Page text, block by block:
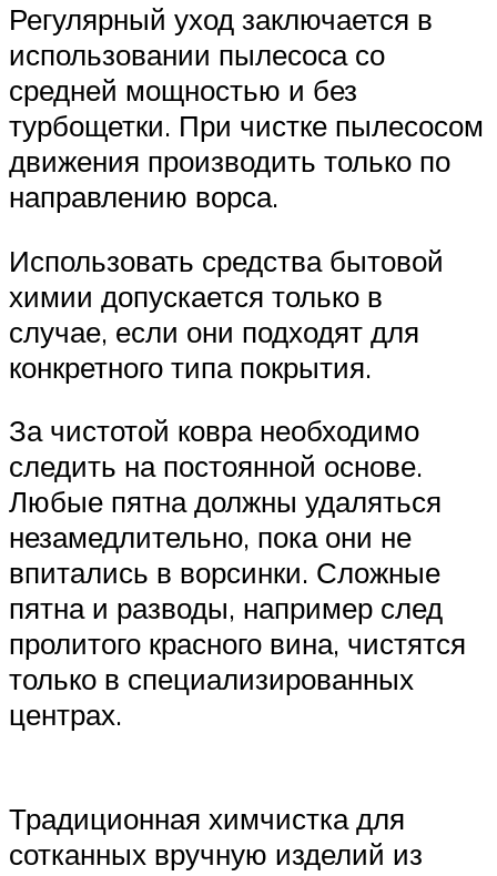
Регулярный уход заключается в
использовании пылесоса со
средней мощностью и без
турбощетки. При чистке пылесосом
движения производить только по
направлению ворса.
Использовать средства бытовой
химии допускается только в
случае, если они подходят для
конкретного типа покрытия.
За чистотой ковра необходимо
следить на постоянной основе.
Любые пятна должны удаляться
незамедлительно, пока они не
впитались в ворсинки. Сложные
пятна и разводы, например след
пролитого красного вина, чистятся
только в специализированных
центрах.
Традиционная химчистка для
сотканных вручную изделий из